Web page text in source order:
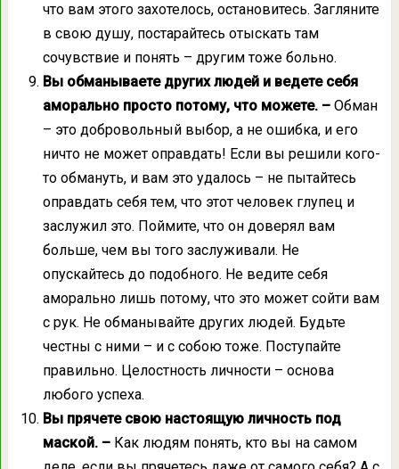
что вам этого захотелось, остановитесь. Загляните
в свою душу, постарайтесь отыскать там
сочувствие и понять – другим тоже больно.
Вы обманываете других людей и ведете себя
аморально просто потому, что можете. –Обман
– это добровольный выбор, а не ошибка, и его
ничто не может оправдать! Если вы решили кого-
то обмануть, и вам это удалось – не пытайтесь
оправдать себя тем, что этот человек глупец и
заслужил это. Поймите, что он доверял вам
больше, чем вы того заслуживали. Не
опускайтесь до подобного. Не ведите себя
аморально лишь потому, что это может сойти вам
с рук. Не обманывайте других людей. Будьте
честны с ними – и с собою тоже. Поступайте
правильно. Целостность личности – основа
любого успеха.
Вы прячете свою настоящую личность под
маской. –Как людям понять, кто вы на самом